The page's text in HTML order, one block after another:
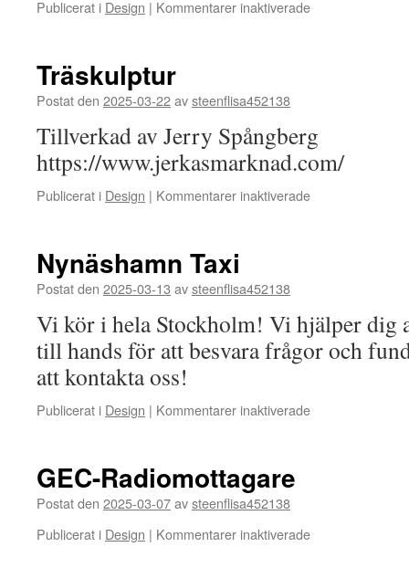
Publicerat i Design | Kommentarer inaktiveradeför
Träskulptur
Postat den 2025-03-22avsteenflisa452138
Tillverkad av Jerry Spångberg
https://www.jerkasmarknad.com/
Publicerat i Design | Kommentarer inaktiveradeför
Nynäshamn Taxi
Postat den 2025-03-13 avsteenflisa452138
Vi kör i hela Stockholm! Vi hjälper dig
till hands för att besvara frågor och
att kontakta oss!
Publicerat i Design | Kommentarer inaktiveradeför
GEC-Radiomottagare
Postat den 2025-03-07avsteenflisa452138
Publicerat i Design | Kommentarer inaktiveradeför